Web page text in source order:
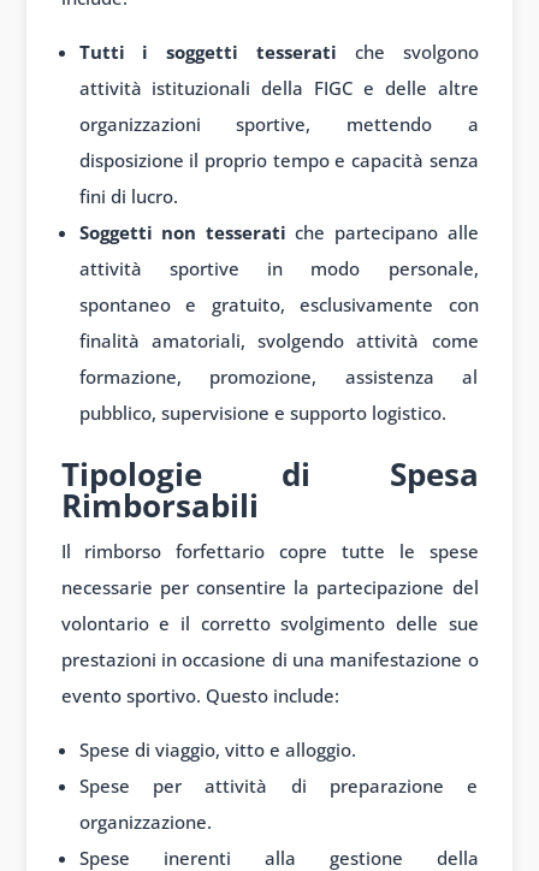
Tutti i soggetti tesserati che svolgono
attività istituzionali della FIGC e delle altre
organizzazioni sportive, mettendo a
disposizione il proprio tempo e capacità senza
fini di lucro.
Soggetti non tesserati che partecipano alle
attività sportive in modo personale,
spontaneo e gratuito, esclusivamente con
finalità amatoriali, svolgendo attività come
formazione, promozione, assistenza al
pubblico, supervisione e supporto logistico.
Tipologie di Spesa
Rimborsabili
Il rimborso forfettario copre tutte le spese
necessarie per consentire la partecipazione del
volontario e il corretto svolgimento delle sue
prestazioni in occasione di una manifestazione o
evento sportivo. Questo include:
Spese di viaggio, vitto e alloggio.
Spese per attività di preparazione e
organizzazione.
Spese inerenti alla gestione della